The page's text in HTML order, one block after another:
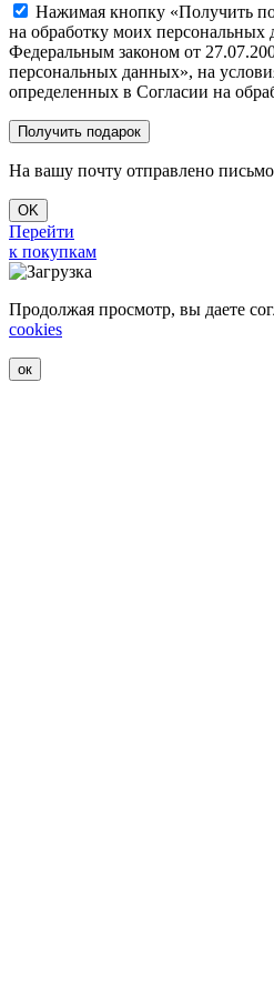
Нажимая кнопку «Получить
на обработку моих персональных
Федеральным законом от
персональных данных», на
определенных в Согласии на
На вашу почту отправлено
OK
Перейти
к покупкам
Продолжая просмотр, вы даете
cookies
ок